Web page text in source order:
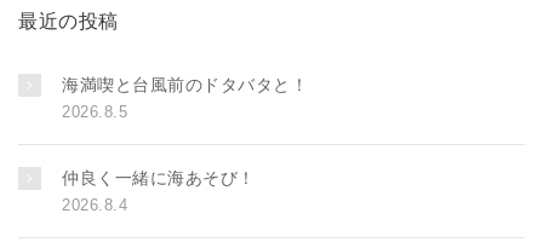
最近の投稿
海満喫と台風前のドタバタと！
2026.8.5
仲良く一緒に海あそび！
2026.8.4